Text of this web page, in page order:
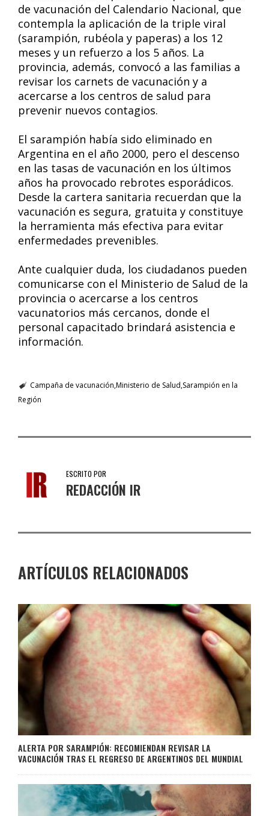
de vacunación del Calendario Nacional, que
contempla la aplicación de la triple viral
(sarampión, rubéola y paperas) a los 12
meses y un refuerzo a los 5 años. La
provincia, además, convocó a las familias a
revisar los carnets de vacunación y a
acercarse a los centros de salud para
prevenir nuevos contagios.
El sarampión había sido eliminado en
Argentina en el año 2000, pero el descenso
en las tasas de vacunación en los últimos
años ha provocado rebrotes esporádicos.
Desde la cartera sanitaria recuerdan que la
vacunación es segura, gratuita y constituye
la herramienta más efectiva para evitar
enfermedades prevenibles.
Ante cualquier duda, los ciudadanos pueden
comunicarse con el Ministerio de Salud de la
provincia o acercarse a los centros
vacunatorios más cercanos, donde el
personal capacitado brindará asistencia e
información.
Campaña de vacunación Ministerio de Salud Sarampión en la
Región
ESCRITO POR
REDACCIÓN IR
ARTÍCULOS RELACIONADOS
ALERTA POR SARAMPIÓN: RECOMIENDAN REVISAR LA
VACUNACIÓN TRAS EL REGRESO DE ARGENTINOS DEL MUNDIAL